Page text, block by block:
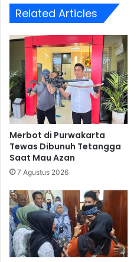
Related Articles
Merbot di Purwakarta
Tewas Dibunuh Tetangga
Saat Mau Azan
7 Agustus 2026